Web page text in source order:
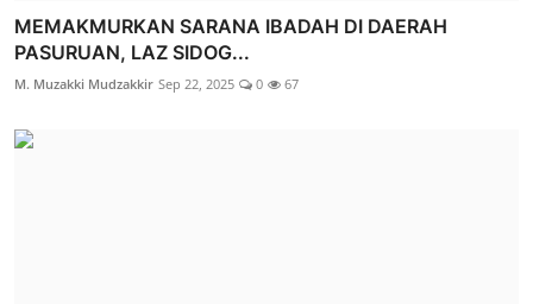
MEMAKMURKAN SARANA IBADAH DI DAERAH
PASURUAN, LAZ SIDOG...
M. Muzakki Mudzakkir Sep 22, 2025 0 67